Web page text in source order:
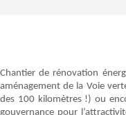
Chantier de rénovation
aménagement de la Voie
des 100 kilomètres !) ou
gouvernance pour